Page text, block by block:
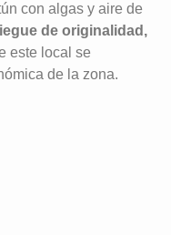
con algas y aire de
de originalidad,
este local se
de la zona.